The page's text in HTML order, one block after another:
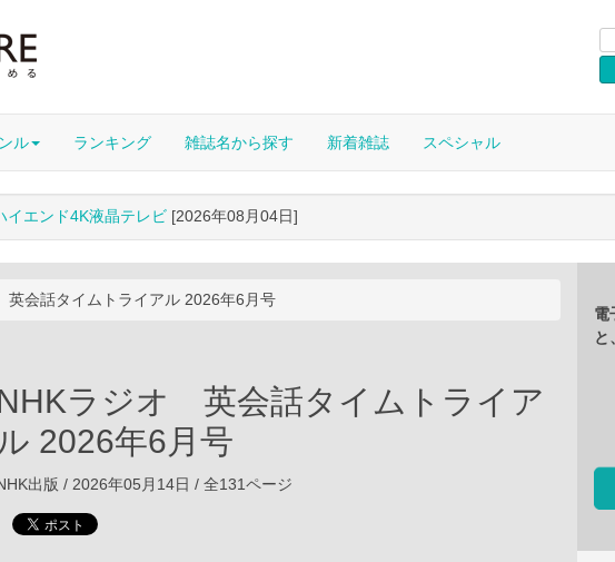
ル ランキング 雑誌名から探す 新着雑誌 スペシャル
イエンド4K液晶テレビ [2026年08月04日]
会話タイムトライアル 2026年6月号
ラジオ 英会話タイムトライア
ル 2026年6月号
出版 / 2026年05月14日 / 全131ページ
電
と